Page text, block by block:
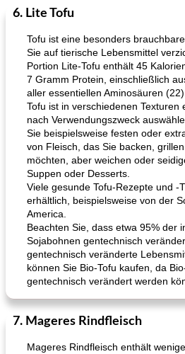
6. Lite Tofu
Tofu ist eine besonders
Sie auf tierische Lebensmittel
Portion Lite-Tofu enthält 45
7 Gramm Protein, einschließlich
aller essentiellen Aminosäuren (22).
Tofu ist in verschiedenen Texturen
nach Verwendungszweck
Sie beispielsweise festen oder
von Fleisch, das Sie backen,
möchten, aber weichen oder
Suppen oder Desserts.
Viele gesunde Tofu-Rezepte und -
erhältlich, beispielsweise von der
America.
Beachten Sie, dass etwa 95% der
Sojabohnen gentechnisch
gentechnisch veränderte
können Sie Bio-Tofu kaufen, da
gentechnisch verändert werden
7. Mageres Rindfleisch
Mageres Rindfleisch enthält